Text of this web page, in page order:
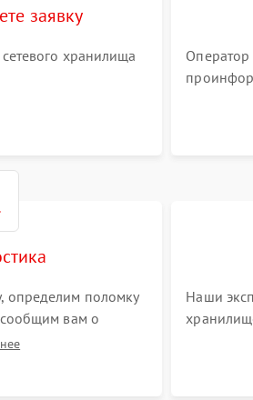
заявку
хранилища
Оператор
определим поломку
сообщим вам о
Наши